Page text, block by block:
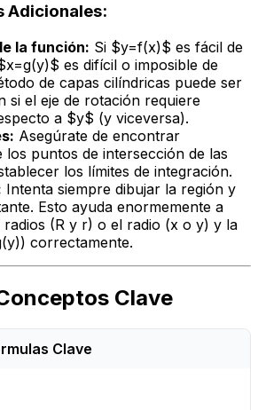
Adicionales:
la función: Si $y=f(x)$ es fácil de
es difícil o imposible de
de capas cilíndricas puede ser
si el eje de rotación requiere
a $y$ (y viceversa).
Asegúrate de encontrar
los puntos de intersección de las
los límites de integración.
Intenta siempre dibujar la región y
Esto ayuda enormemente a
radios (R y r) o el radio (x o y) y la
correctamente.
Clave
Clave